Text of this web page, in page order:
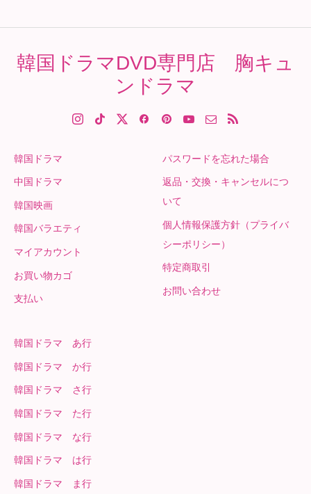
韓国ドラマDVD専門店 胸キュ
ンドラマ
韓国ドラマ
中国ドラマ
韓国映画
韓国バラエティ
マイアカウント
お買い物カゴ
支払い
パスワードを忘れた場合
返品・交換・キャンセルにつ
いて
個人情報保護方針（プライバ
シーポリシー）
特定商取引
お問い合わせ
韓国ドラマ あ行
韓国ドラマ か行
韓国ドラマ さ行
韓国ドラマ た行
韓国ドラマ な行
韓国ドラマ は行
韓国ドラマ ま行